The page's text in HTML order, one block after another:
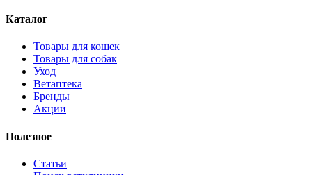
Каталог
Товары для кошек
Товары для собак
Уход
Ветаптека
Бренды
Акции
Полезное
Статьи